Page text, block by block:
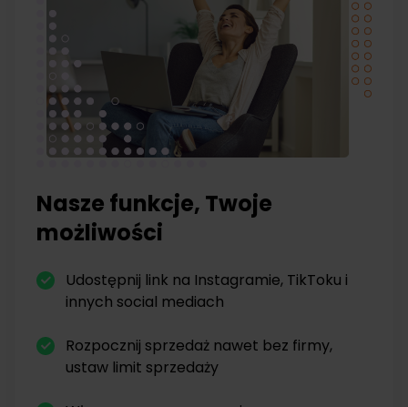
Nasze funkcje, Twoje
możliwości
Udostępnij link na Instagramie, TikToku i
innych social mediach
Rozpocznij sprzedaż nawet bez firmy,
ustaw limit sprzedaży